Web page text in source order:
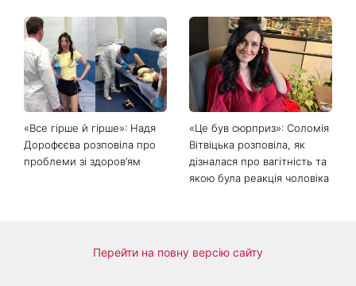
«Все гірше й гірше»: Надя
Дорофєєва розповіла про
проблеми зі здоров’ям
«Це був сюрприз»: Соломія
Вітвіцька розповіла, як
дізналася про вагітність та
якою була реакція чоловіка
Перейти на повну версію сайту